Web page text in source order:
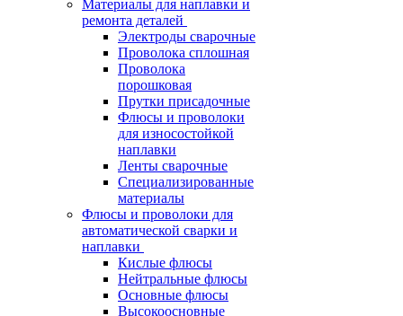
Материалы для наплавки и
ремонта деталей
Электроды сварочные
Проволока сплошная
Проволока
порошковая
Прутки присадочные
Флюсы и проволоки
для износостойкой
наплавки
Ленты сварочные
Специализированные
материалы
Флюсы и проволоки для
автоматической сварки и
наплавки
Кислые флюсы
Нейтральные флюсы
Основные флюсы
Высокоосновные